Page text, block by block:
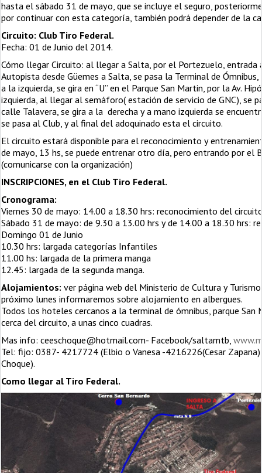
hasta el sábado 31 de mayo, que se incluye el seguro,
por continuar con esta categoría, también podrá depender de la
Circuito: Club Tiro Federal.
Fecha: 01 de Junio del 2014.
Cómo llegar Circuito: al llegar a Salta, por el Portezuelo, entrada
Autopista desde Güemes a Salta, se pasa la Terminal de Ómnibus,
a la izquierda, se gira en “U” en el Parque San Martin, por la Av.
izquierda, al llegar al semáforo( estación de servicio de GNC), se
calle Talavera, se gira a la derecha y a mano izquierda se
se pasa al Club, y al final del adoquinado esta el circuito.
El circuito estará disponible para el reconocimiento y
de mayo, 13 hs, se puede entrenar otro día, pero entrando por el
(comunicarse con la organización)
INSCRIPCIONES, en el Club Tiro Federal.
Cronograma:
Viernes 30 de mayo: 14.00 a 18.30 hrs: reconocimiento del
Sábado 31 de mayo: de 9.30 a 13.00 hrs y de 14.00 a 18.30 hrs:
Domingo 01 de Junio
10.30 hrs: largada categorías Infantiles
11.00 hs: largada de la primera manga
12.45: largada de la segunda manga.
Alojamientos: ver página web del Ministerio de Cultura y
próximo lunes informaremos sobre alojamiento en albergues.
Todos los hoteles cercanos a la terminal de ómnibus, parque San
cerca del circuito, a unas cinco cuadras.
Mas info: ceeschoque@hotmail.com- Facebook/saltamtb,
Tel: fijo: 0387- 4217724 (Elbio o Vanesa -4216226(Cesar
Choque).
Como llegar al Tiro Federal.